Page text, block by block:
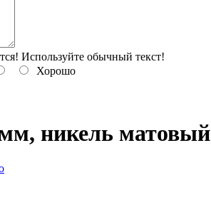
Используйте обычный текст!
Хорошо
никель матовый